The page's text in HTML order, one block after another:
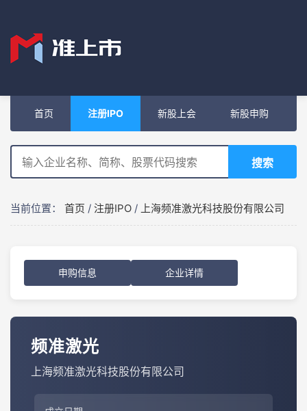
首页 注册IPO 新股上会 新股申购
搜索
当前位置： 首页 / 注册IPO / 上海频准激光科技股份有限公司
申购信息 企业详情
频准激光
上海频准激光科技股份有限公司